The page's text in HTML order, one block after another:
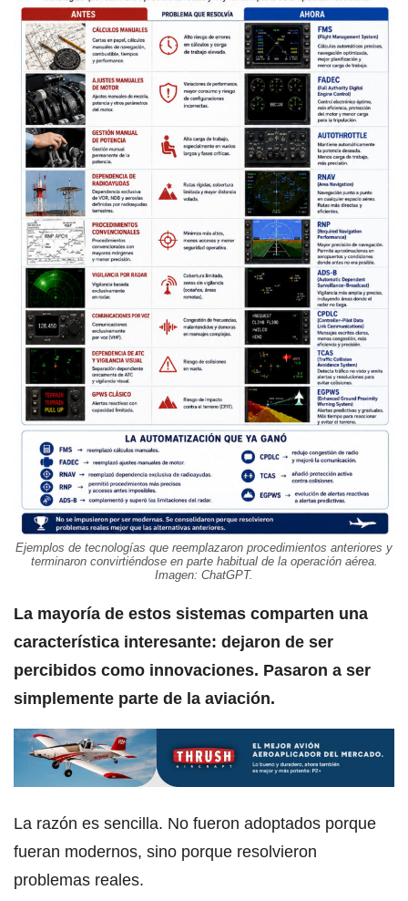
Ejemplos de tecnologías que reemplazaron procedimientos anteriores y
terminaron convirtiéndose en parte habitual de la operación aérea.
Imagen: ChatGPT.
La mayoría de estos sistemas comparten una
característica interesante: dejaron de ser
percibidos como innovaciones. Pasaron a ser
simplemente parte de la aviación.
La razón es sencilla. No fueron adoptados porque
fueran modernos, sino porque resolvieron
problemas reales.